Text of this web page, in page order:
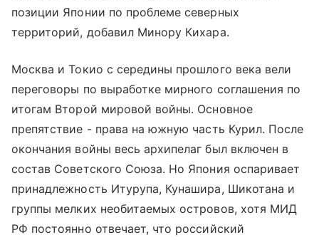
позиции Японии по проблеме северных
территорий, добавил Минору Кихара.
Москва и Токио с середины прошлого века вели
переговоры по выработке мирного соглашения по
итогам Второй мировой войны. Основное
препятствие - права на южную часть Курил. После
окончания войны весь архипелаг был включен в
состав Советского Союза. Но Япония оспаривает
принадлежность Итурупа, Кунашира, Шикотана и
группы мелких необитаемых островов, хотя МИД
РФ постоянно отвечает, что российский